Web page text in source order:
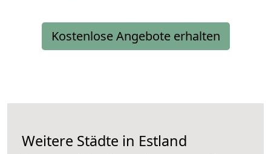
Kostenlose Angebote erhalten
Weitere Städte in Estland